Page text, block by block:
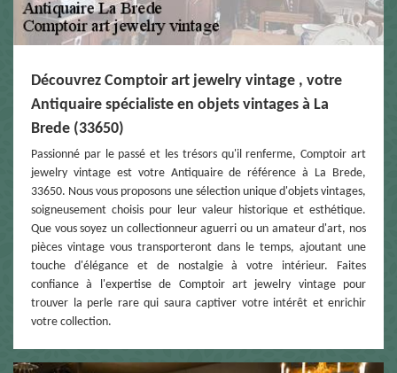
Découvrez Comptoir art jewelry vintage , votre
Antiquaire spécialiste en objets vintages à La
Brede (33650)
Passionné par le passé et les trésors qu'il renferme, Comptoir art
jewelry vintage est votre Antiquaire de référence à La Brede,
33650. Nous vous proposons une sélection unique d'objets vintages,
soigneusement choisis pour leur valeur historique et esthétique.
Que vous soyez un collectionneur aguerri ou un amateur d'art, nos
pièces vintage vous transporteront dans le temps, ajoutant une
touche d'élégance et de nostalgie à votre intérieur. Faites
confiance à l'expertise de Comptoir art jewelry vintage pour
trouver la perle rare qui saura captiver votre intérêt et enrichir
votre collection.